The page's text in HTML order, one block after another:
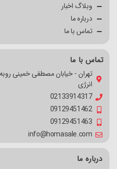
وبلاگ اخبار
درباره ما
تماس با ما
تماس با ما
تهران - خیابان مصطفی خمینی
انرژی
02133914317
09129451462
09129451463
info@homasale.com
درباره ما